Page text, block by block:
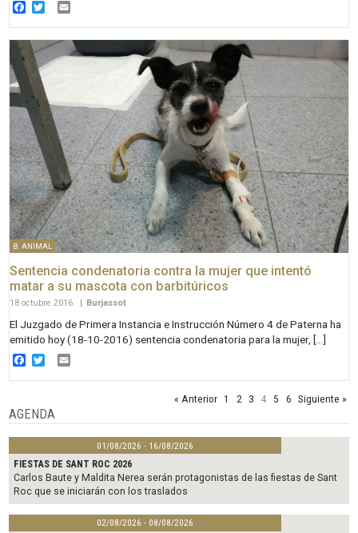
Facebook
Twitter
B. ANIMAL
Sentencia condenatoria contra la mujer que intentó
matar a su mascota con barbitúricos
18 octubre 2016 | Burjassot
El Juzgado de Primera Instancia e Instrucción Número 4 de Paterna ha
emitido hoy (18-10-2016) sentencia condenatoria para la mujer, […]
Facebook
Twitter
« Anterior 1 2 3 4 5 6 Siguiente »
AGENDA
01/08/2026 - 16/08/2026
FIESTAS DE SANT ROC 2026
Carlos Baute y Maldita Nerea serán protagonistas de las fiestas de Sant
Roc que se iniciarán con los traslados
02/08/2026 - 08/08/2026